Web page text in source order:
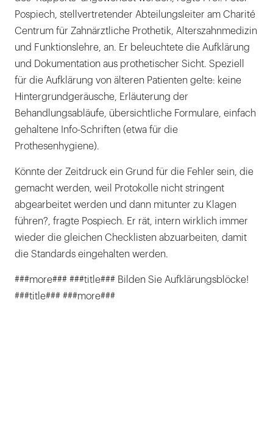
Pospiech, stellvertretender Abteilungsleiter am Charité
Centrum für Zahnärztliche Prothetik, Alterszahnmedizin
und Funktionslehre, an. Er beleuchtete die Aufklärung
und Dokumentation aus prothetischer Sicht. Speziell
für die Aufklärung von älteren Patienten gelte: keine
Hintergrundgeräusche, Erläuterung der
Behandlungsabläufe, übersichtliche Formulare, einfach
gehaltene Info-Schriften (etwa für die
Prothesenhygiene).
Könnte der Zeitdruck ein Grund für die Fehler sein, die
gemacht werden, weil Protokolle nicht stringent
abgearbeitet werden und dann mitunter zu Klagen
führen?, fragte Pospiech. Er rät, intern wirklich immer
wieder die gleichen Checklisten abzuarbeiten, damit
die Standards eingehalten werden.
###more### ###title### Bilden Sie Aufklärungsblöcke!
###title### ###more###